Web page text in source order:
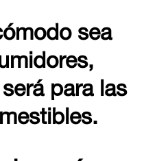
sea
para las